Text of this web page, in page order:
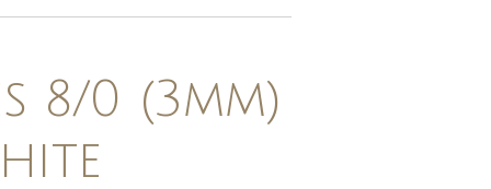
8/0 (3mm)